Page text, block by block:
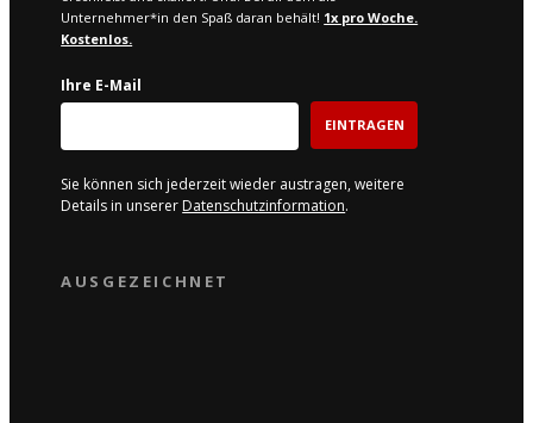
Unternehmer*in den Spaß daran behält! 1x pro Woche.
Kostenlos.
Ihre E-Mail
EINTRAGEN
Sie können sich jederzeit wieder austragen, weitere
Details in unserer Datenschutzinformation.
AUSGEZEICHNET